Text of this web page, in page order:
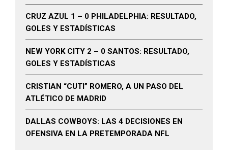
CRUZ AZUL 1 – 0 PHILADELPHIA: RESULTADO,
GOLES Y ESTADÍSTICAS
NEW YORK CITY 2 – 0 SANTOS: RESULTADO,
GOLES Y ESTADÍSTICAS
CRISTIAN “CUTI” ROMERO, A UN PASO DEL
ATLÉTICO DE MADRID
DALLAS COWBOYS: LAS 4 DECISIONES EN
OFENSIVA EN LA PRETEMPORADA NFL